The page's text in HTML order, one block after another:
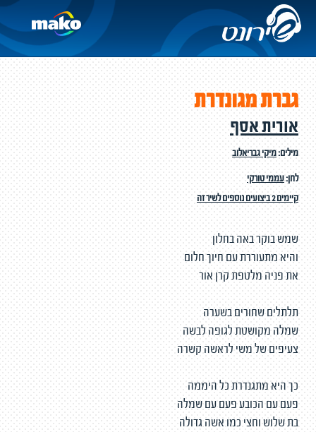
גברת מגונדרת
אורית אסף
מילים:מיקי גבריאלוב
לחן:עממי טורקי
קיימים 2 ביצועים נוספים לשיר זה
שמש בוקר באה בחלון
והיא מתעוררת עם חיוך חלום
את פניה מלטפת קרן אור
תלתלים שחורים בשערה
שמלה מקושטת לגופה לבשה
צעיפים של משי לראשה קשרה
כך היא מתגנדרת כל היממה
פעם עם הכובע פעם עם שמלה
בת שלוש וחצי כמו אשה גדולה